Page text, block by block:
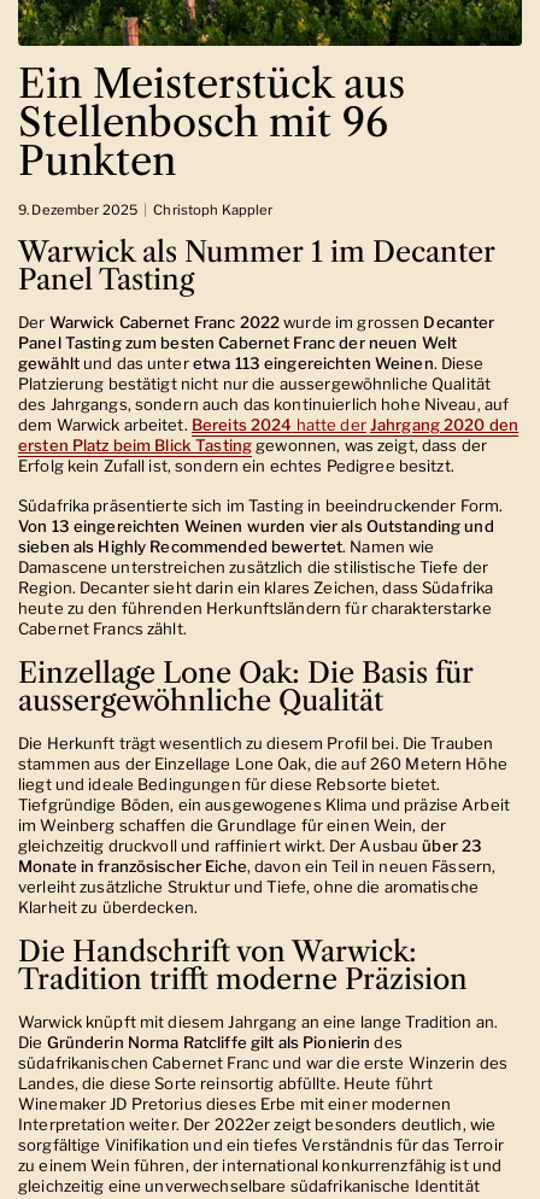
Ein Meisterstück aus
Stellenbosch mit 96
Punkten
9. Dezember 2025 Christoph Kappler
Warwick als Nummer 1 im Decanter
Panel Tasting
Der Warwick Cabernet Franc 2022wurde im grossen Decanter
Panel Tasting zum besten Cabernet Franc der neuen Welt
gewähltund das unteretwa 113 eingereichten Weinen. Diese
Platzierung bestätigt nicht nur die aussergewöhnliche Qualität
des Jahrgangs, sondern auch das kontinuierlich hohe Niveau, auf
dem Warwick arbeitet. Bereits 2024 hatte der Jahrgang 2020 den
ersten Platz beim Blick Tasting gewonnen, was zeigt, dass der
Erfolg kein Zufall ist, sondern ein echtes Pedigree besitzt.
Südafrika präsentierte sich im Tasting in beeindruckender Form.
Von 13 eingereichten Weinen wurden vier als Outstanding und
sieben als Highly Recommended bewertet. Namen wie
Damascene unterstreichen zusätzlich die stilistische Tiefe der
Region. Decanter sieht darin ein klares Zeichen, dass Südafrika
heute zu den führenden Herkunftsländern für charakterstarke
Cabernet Francs zählt.
Einzellage Lone Oak: Die Basis für
aussergewöhnliche Qualität
Die Herkunft trägt wesentlich zu diesem Profil bei. Die Trauben
stammen aus der Einzellage Lone Oak, die auf 260 Metern Höhe
liegt und ideale Bedingungen für diese Rebsorte bietet.
Tiefgründige Böden, ein ausgewogenes Klima und präzise Arbeit
im Weinberg schaffen die Grundlage für einen Wein, der
gleichzeitig druckvoll und raffiniert wirkt. Der Ausbau über 23
Monate in französischer Eiche, davon ein Teil in neuen Fässern,
verleiht zusätzliche Struktur und Tiefe, ohne die aromatische
Klarheit zu überdecken.
Die Handschrift von Warwick:
Tradition trifft moderne Präzision
Warwick knüpft mit diesem Jahrgang an eine lange Tradition an.
Die Gründerin Norma Ratcliffe gilt als Pionierin des
südafrikanischen Cabernet Franc und war die erste Winzerin des
Landes, die diese Sorte reinsortig abfüllte. Heute führt
Winemaker JD Pretorius dieses Erbe mit einer modernen
Interpretation weiter. Der 2022er zeigt besonders deutlich, wie
sorgfältige Vinifikation und ein tiefes Verständnis für das Terroir
zu einem Wein führen, der international konkurrenzfähig ist und
gleichzeitig eine unverwechselbare südafrikanische Identität